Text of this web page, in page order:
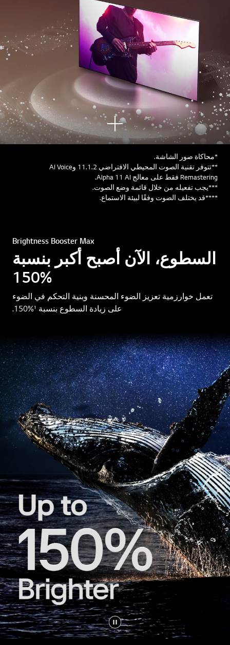
أنظر
المز
يد
*محاكاة صور الشاشة.
**تتوفر تقنية الصوت المحيطي الافتراضي 11.1.2 وAI Voice
Remastering فقط على معالج Alpha 11 AI.
***يجب تفعيله من خلال قائمة وضع الصوت.
****قد يختلف الصوت وفقًا لبيئة الاستماع.
Brightness Booster Max
السطوع، الآن أصبح أكبر بنسبة
%150
تعمل خوارزمية تعزيز الضوء المحسنة وبنية التحكم في الضوء
على زيادة السطوع بنسبة ¹%150.